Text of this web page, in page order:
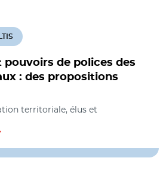
pouvoirs de polices des
: des propositions
territoriale, élus et